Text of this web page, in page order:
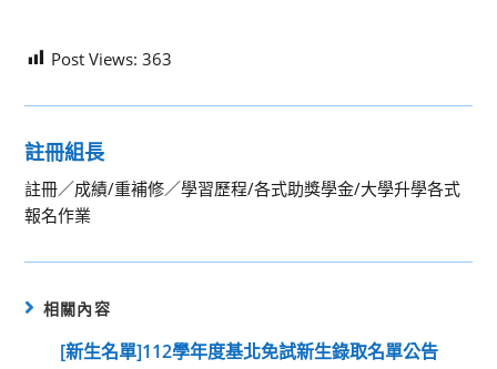
Post Views: 363
註冊組長
註冊／成績/重補修／學習歷程/各式助獎學金/大學升學各式
報名作業
相關內容
[新生名單]112學年度基北免試新生錄取名單公告